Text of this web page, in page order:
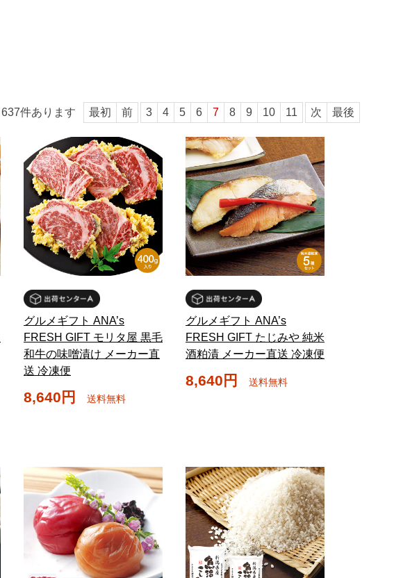
637件あります 最初 前 3 4 5 6 7 8 9 10 11 次 最後
グルメギフト ANA’s
FRESH GIFT モリタ屋 黒毛
和牛の味噌漬け メーカー直
送 冷凍便
8,640円 送料無料
グルメギフト ANA’s
FRESH GIFT たじみや 純米
酒粕漬 メーカー直送 冷凍便
8,640円 送料無料